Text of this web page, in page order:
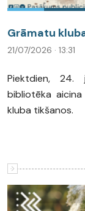
Grāmatu
21/07/2026 · 13:31
Piektdien, 24.
bibliotēka
kluba tikšanos.